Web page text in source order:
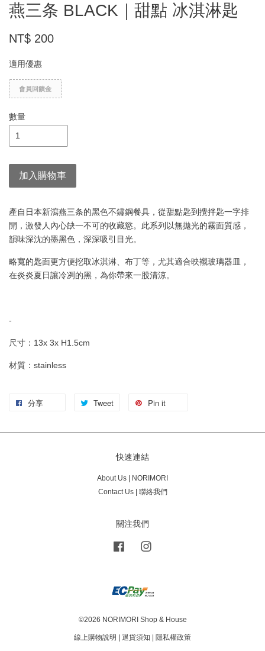
燕三条 BLACK｜甜點 冰淇淋匙
NT$ 200
適用優惠
會員回饋金
數量
加入購物車
產自日本新瀉燕三条的黑色不鏽鋼餐具，從甜點匙到攪拌匙一字排
開，激發人內心缺一不可的收藏慾。此系列以無拋光的霧面質感，
韻味深沈的墨黑色，深深吸引目光。
略寬的匙面更方便挖取冰淇淋、布丁等，尤其適合映襯玻璃器皿，
在炎炎夏日讓冷冽的黑，為你帶來一股清涼。
-
尺寸：13x 3x H1.5cm
材質：stainless
分享 Tweet Pin it
快速連結
About Us | NORIMORI
Contact Us | 聯絡我們
關注我們
Facebook
©2026 NORIMORI Shop & House
線上購物說明 | 退貨須知 | 隱私權政策